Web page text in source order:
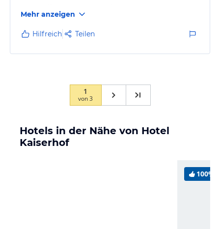
Wernigerode unternommen.
Mehr anzeigen
Hilfreich Teilen
1
von3
Hotels in der Nähe von Hotel
Kaiserhof
100%